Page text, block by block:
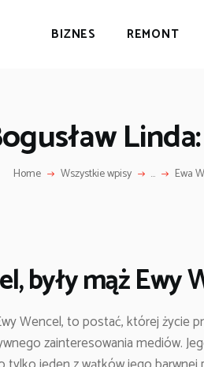
BIZNES REMONT
Home Wszystkie wpisy ... Ewa
REMONT
CELEBRYCI
CIEKAWOSTKI
były mąż Ewy
Wencel, to postać, której życie
zainteresowania mediów.